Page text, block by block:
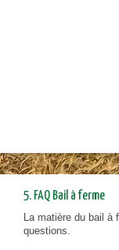
5. FAQ Bail à ferme
La matière du bail à
questions.